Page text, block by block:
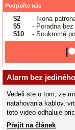
Podpořte nás
$2
- Ikona
$5
- Poradna bez
$10
- Soukromé
Alarm bez
Vedeli ste o tom, ze
natahovania kablov,
toto video odhaluje
Přejít na článek